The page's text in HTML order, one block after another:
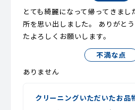
とても綺麗になって帰ってきまし
所を思い出しました。 ありがと
たよろしくお願いします。
不満な点
ありません
クリーニングいただいたお品